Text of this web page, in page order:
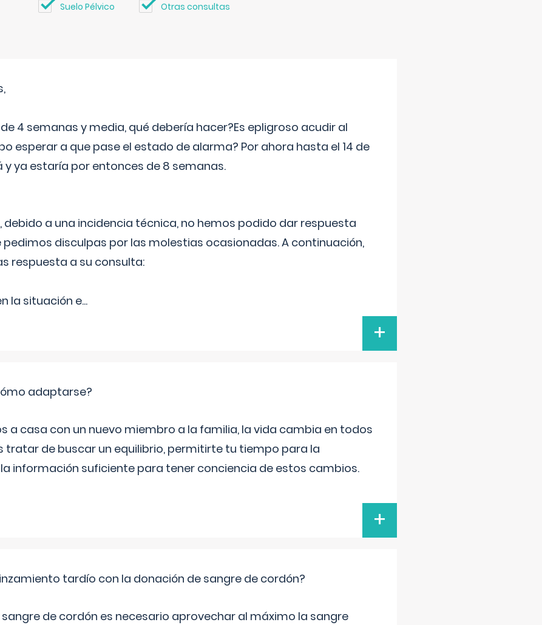
Suelo Pélvico Otras consultas
4 semanas y media, qué debería hacer?Es epligroso acudir al
esperar a que pase el estado de alarma? Por ahora hasta el 14 de
y ya estaría por entonces de 8 semanas.
debido a una incidencia técnica, no hemos podido dar respuesta
pedimos disculpas por las molestias ocasionadas. A continuación,
respuesta a su consulta:
la situación e...
+
adaptarse?
a casa con un nuevo miembro a la familia, la vida cambia en todos
tratar de buscar un equilibrio, permitirte tu tiempo para la
información suficiente para tener conciencia de estos cambios.
+
tardío con la donación de sangre de cordón?
de cordón es necesario aprovechar al máximo la sangre